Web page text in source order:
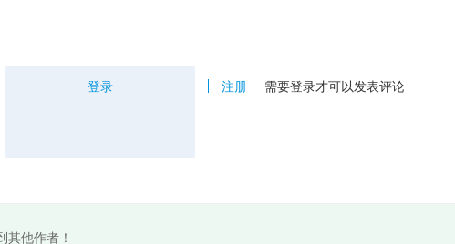
登录 注册 需要登录才可以发表评论
其他作者！